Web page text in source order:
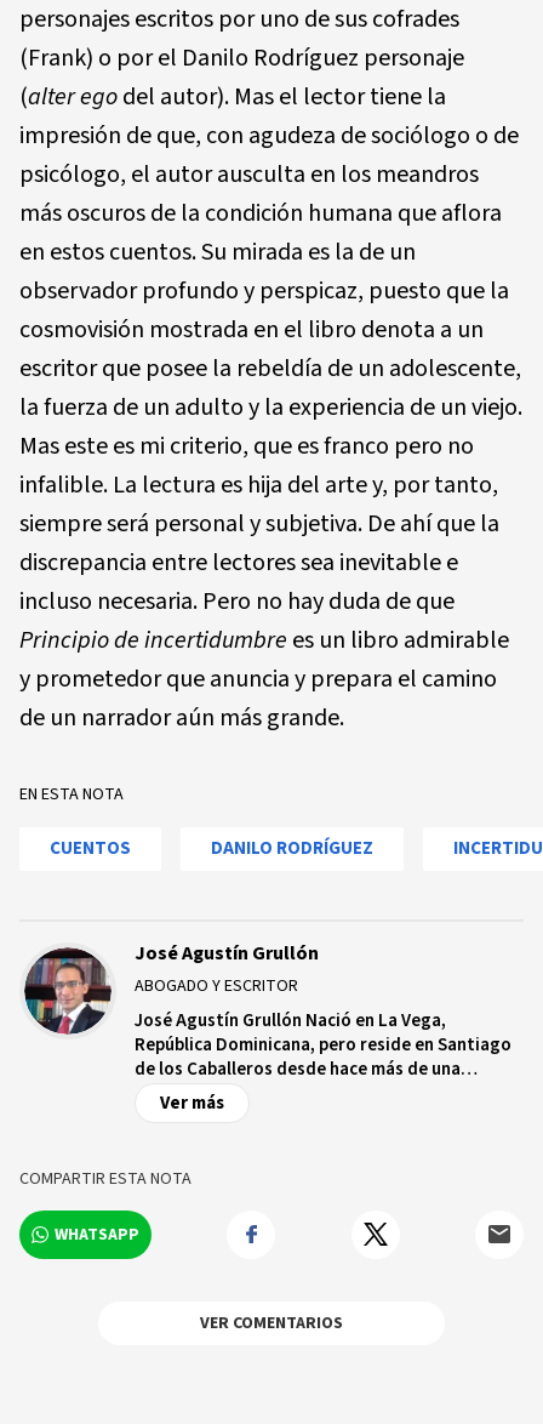
personajes escritos por uno de sus cofrades
(Frank) o por el Danilo Rodríguez personaje
(alter egodel autor). Mas el lector tiene la
impresión de que, con agudeza de sociólogo o de
psicólogo, el autor ausculta en los meandros
más oscuros de la condición humana que aflora
en estos cuentos. Su mirada es la de un
observador profundo y perspicaz, puesto que la
cosmovisión mostrada en el libro denota a un
escritor que posee la rebeldía de un adolescente,
la fuerza de un adulto y la experiencia de un viejo.
Mas este es mi criterio, que es franco pero no
infalible. La lectura es hija del arte y, por tanto,
siempre será personal y subjetiva. De ahí que la
discrepancia entre lectores sea inevitable e
incluso necesaria. Pero no hay duda de que
Principio de incertidumbre es un libro admirable
y prometedor que anuncia y prepara el camino
de un narrador aún más grande.
EN ESTA NOTA
CUENTOS DANILO RODRÍGUEZ
José Agustín Grullón
ABOGADO Y ESCRITOR
José Agustín Grullón Nació en La Vega,
República Dominicana, pero reside en Santiago
de los Caballeros desde hace más de una
década. Es licenciado en Derecho por la
Universidad Tecnológica de Santiago (UTESA) y
Legislación de Tierras. Ha cursado algunos
diplomados sobre Derecho Inmobiliario, Bienes
Raíces, Topografía y Derecho Sucesoral. Como
escritor ha publicado el libro de cuentos Las
Ver más
COMPARTIR ESTA NOTA
WHATSAPP
VER COMENTARIOS